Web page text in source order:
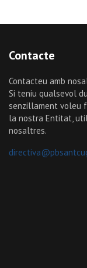
Contacte
Contacteu amb
Si teniu qualsevol
senzillament voleu
la nostra Entitat,
nosaltres.